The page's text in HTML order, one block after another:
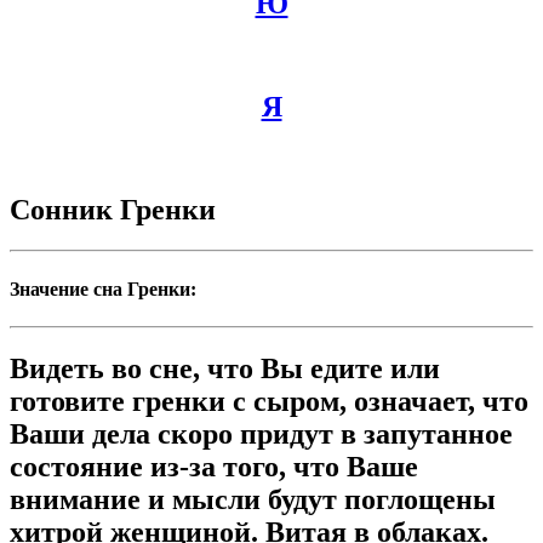
Я
Сонник Гренки
Значение сна Гренки:
Видеть во сне, что Вы едите или
готовите гренки с сыром, означает, что
Ваши дела скоро придут в запутанное
состояние из-за того, что Ваше
внимание и мысли будут поглощены
хитрой женщиной. Витая в облаках.